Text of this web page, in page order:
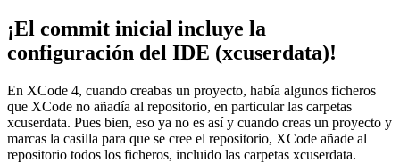
¡El commit inicial incluye la
configuración del IDE (xcuserdata)!
En XCode 4, cuando creabas un proyecto, había algunos ficheros
que XCode no añadía al repositorio, en particular las carpetas
xcuserdata. Pues bien, eso ya no es así y cuando creas un proyecto y
marcas la casilla para que se cree el repositorio, XCode añade al
repositorio todos los ficheros, incluido las carpetas xcuserdata.